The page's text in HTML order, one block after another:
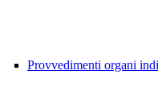
Provvedimenti organi